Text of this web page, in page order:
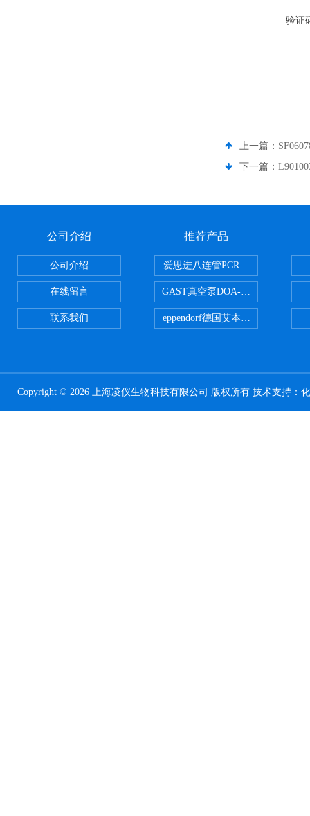
验证
上一篇：
下一篇：
公司介绍
公司介绍
在线留言
联系我们
推荐产品
爱思进八连管PCR-0208-C
GAST真空泵DOA-P504-BN
eppendorf德国艾本德台式高速离
Copyright © 2026 上海凌仪生物科技有限公司 版权所有 技术支持：